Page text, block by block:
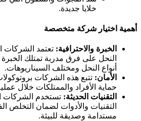
خلايا جديدة.
اختيار شركة متخصصة
الخبرة والاحترافية:تعتمد الشركات
النحل على فرق مدربة تمتلك الخبرة
أنواع النحل ومختلف السيناريوهات.
الأمان:تتبع هذه الشركات
حماية الأفراد والممتلكات خلال عملية
التقنيات الحديثة:تستخدم الشركات
التقنيات والأدوات لضمان التخلص
مستدامة وصديقة للبيئة.